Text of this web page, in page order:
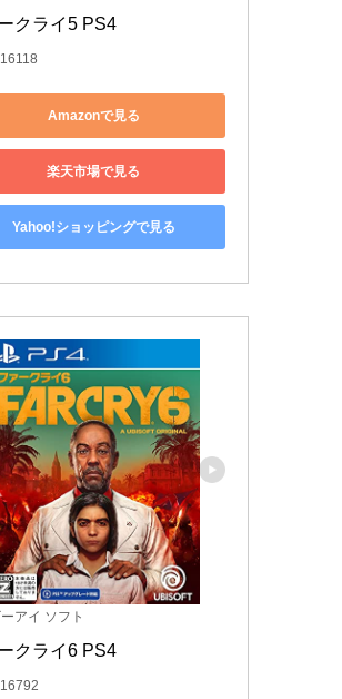
クライ5 PS4
Amazonで見る
楽天市場で見る
Yahoo!ショッピングで見る
アイ ソフト
クライ6 PS4